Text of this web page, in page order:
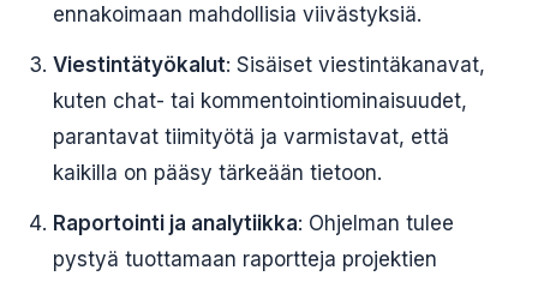
ennakoimaan mahdollisia viivästyksiä.
Viestintätyökalut: Sisäiset viestintäkanavat,
kuten chat- tai kommentointiominaisuudet,
parantavat tiimityötä ja varmistavat, että
kaikilla on pääsy tärkeään tietoon.
Raportointi ja analytiikka: Ohjelman tulee
pystyä tuottamaan raportteja projektien